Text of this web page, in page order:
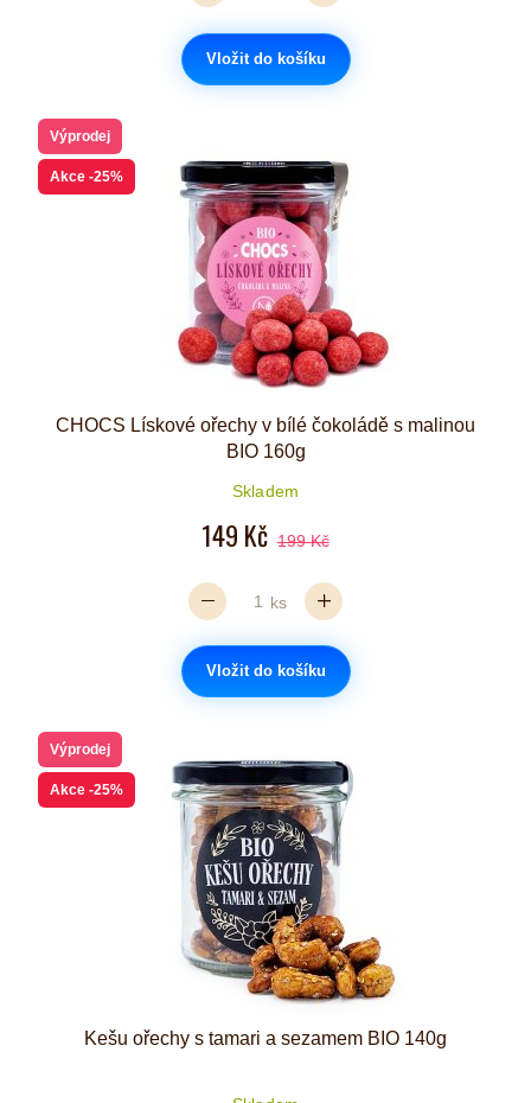
Vložit do košíku
Výprodej
Akce -25%
CHOCS Lískové ořechy v bílé čokoládě s malinou
BIO 160g
Skladem
149 Kč 199 Kč
ks
Vložit do košíku
Výprodej
Akce -25%
Kešu ořechy s tamari a sezamem BIO 140g